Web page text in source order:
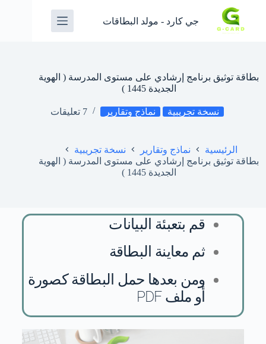
جي كارد - مولد البطاقات
بطاقة توثيق برنامج إرشادي على مستوى المدرسة ( الهوية
الجديدة 1445 )
نسخة تجريبية نماذج وتقارير 7 تعليقات
الرئيسية نماذج وتقارير
نسخة تجريبية
بطاقة توثيق برنامج إرشادي على مستوى المدرسة ( الهوية
الجديدة 1445 )
قم بتعبئة البيانات
ثم معاينة البطاقة
ومن بعدها حمل البطاقة كصورة
أو ملف PDF